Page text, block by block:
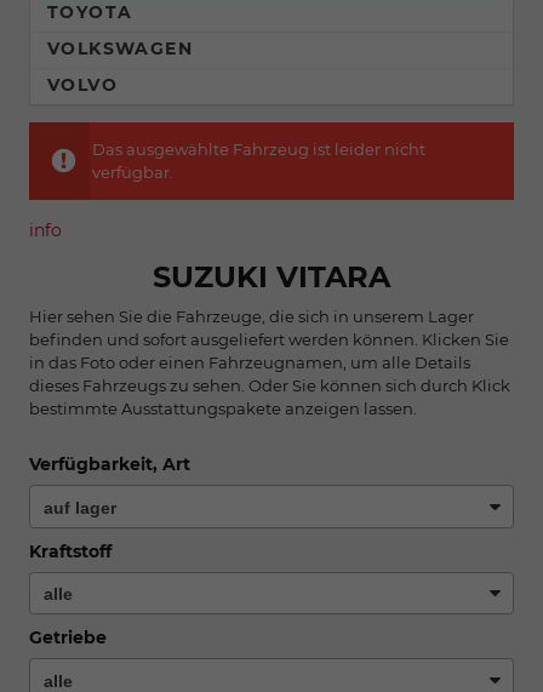
Das ausgewählte Fahrzeug ist leider nicht
verfügbar.
info
SUZUKI VITARA
Hier sehen Sie die Fahrzeuge, die sich in unserem Lager
befinden und sofort ausgeliefert werden können. Klicken Sie
in das Foto oder einen Fahrzeugnamen, um alle Details
dieses Fahrzeugs zu sehen. Oder Sie können sich durch Klick
bestimmte Ausstattungspakete anzeigen lassen.
Verfügbarkeit, Art
Kraftstoff
Getriebe
TOYOTA
VOLKSWAGEN
VOLVO